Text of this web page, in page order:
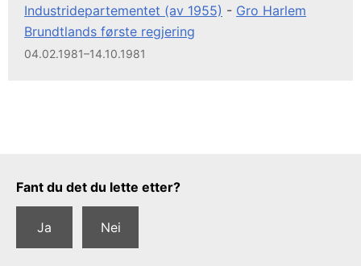
Industridepartementet (av 1955) - Gro Harlem
Brundtlands første regjering
04.02.1981–14.10.1981
Tilbakemeldingsskjema
Fant du det du lette etter?
Ja Nei